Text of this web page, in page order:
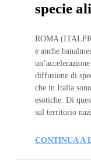
specie
ROMA
e anche
diffusione di
che in Italia
esotiche. Di
sul territorio
CONTINUA A